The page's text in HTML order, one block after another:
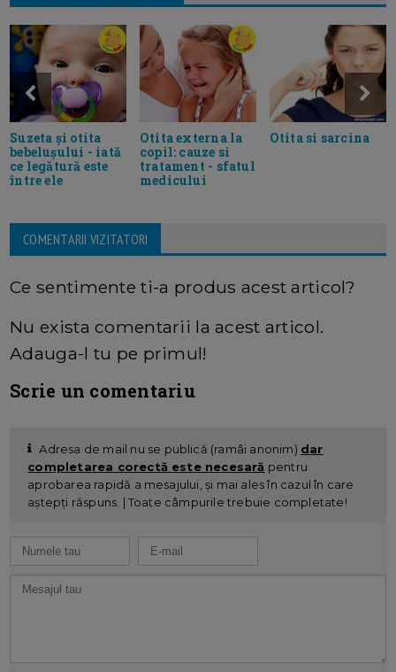
Suzeta și otita
bebelușului - iată
ce legătură este
între ele
Otita externa la
copil: cauze si
tratament - sfatul
medicului
Otita si sarcina
COMENTARII VIZITATORI
Ce sentimente ti-a produs acest articol?
Nu exista comentarii la acest articol.
Adauga-l tu pe primul!
Scrie un comentariu
Adresa de mail nu se publică (ramâi anonim) dar
completarea corectă este necesară pentru
aprobarea rapidă a mesajului, și mai ales în cazul în care
aștepți răspuns. | Toate câmpurile trebuie completate!